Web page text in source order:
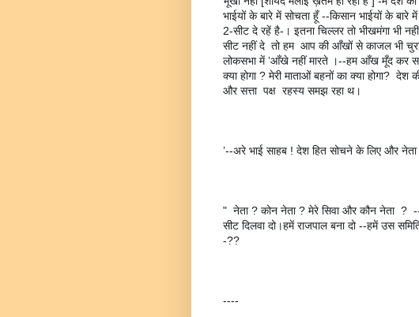
भाईयों के बारे में सोचता हूँ --किसान भाईयों के बारे
2-सीट दे रहें है-। इतना चिल्लर तो भीखमंगा
सीट नहीं दे  तो हम  आप की आँखों से काजल भी
लोकसभा में ’आँखे नहीं मारते ।--हम आँख मूँद कर
क्या होगा ? मेरी माताओं बहनों का क्या होगा?
और सत्ता  पक्ष  रहस्य समझ रहा थ।
’--अरे भाई साहब ! देश हित सोचने के लिए और नेता
"  नेता ? कोन नेता ? मेरे सिवा और कौन नेता  ?
सीट दिलवा दो।हमें राजपाल बना दो --हमें उस
-??
----